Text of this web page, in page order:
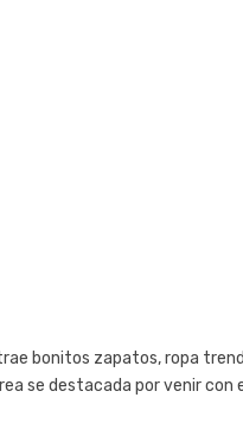
bonitos zapatos, ropa
se destacada por venir con